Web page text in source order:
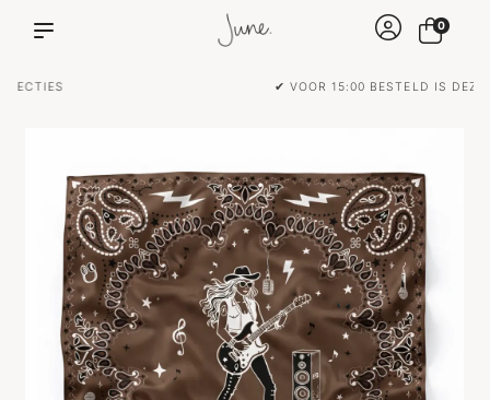
✔ VOOR 15:00 BESTELD IS DEZELFDE DAG VERZONDEN!
0